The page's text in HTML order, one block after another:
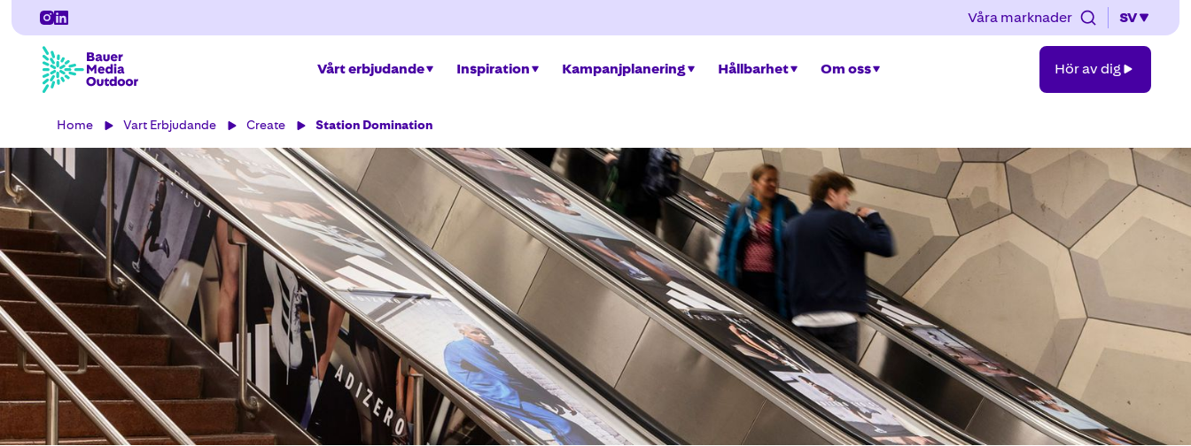
Våra marknader SV
Vårt erbjudande Inspiration Kampanjplanering Hållbarhet Om oss
av
Hör av dig
Home Vart Erbjudande Create Station Domination